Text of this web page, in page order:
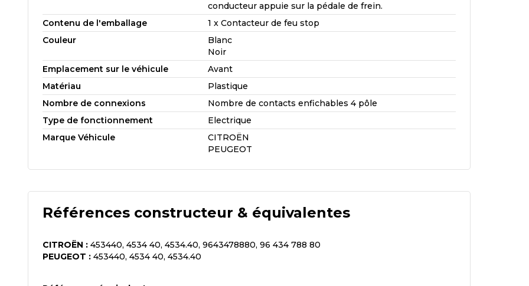
conducteur appuie sur la pédale de frein.
Contenu de l'emballage
1 x Contacteur de feu stop
Couleur
Blanc
Noir
Emplacement sur le véhicule
Avant
Matériau
Plastique
Nombre de connexions
Nombre de contacts enfichables 4 pôle
Type de fonctionnement
Electrique
Marque Véhicule
CITROËN
PEUGEOT
Références constructeur & équivalentes
CITROËN : 453440, 4534 40, 4534.40, 9643478880, 96 434 788 80
PEUGEOT : 453440, 4534 40, 4534.40